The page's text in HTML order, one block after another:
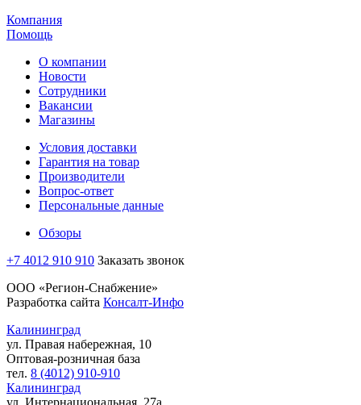
Компания
Помощь
О компании
Новости
Сотрудники
Вакансии
Магазины
Условия доставки
Гарантия на товар
Производители
Вопрос-ответ
Персональные данные
Обзоры
+7 4012 910 910 Заказать звонок
ООО «Регион-Снабжение»
Разработка сайта Консалт-Инфо
Калининград
ул. Правая набережная, 10
Оптовая-розничная база
тел. 8 (4012) 910-910
Калининград
ул. Интернациональная, 27а